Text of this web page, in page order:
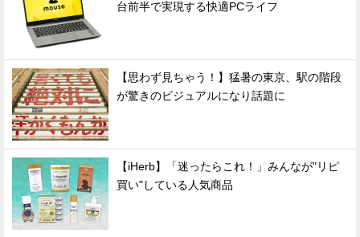
台前半で実現する快適PCライフ
【思わず見ちゃう！】猛暑の東京、駅の階段
が驚きのビジュアルになり話題に
【iHerb】「迷ったらこれ！」みんなが"リピ
買い"している人気商品